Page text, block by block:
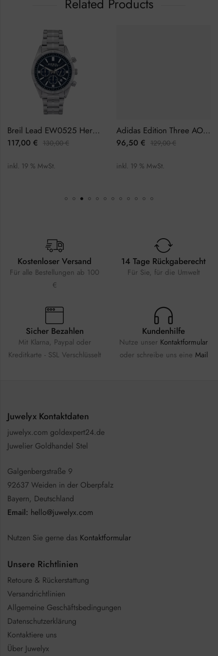
Related Products
Breil Lead EW0525 Herrenuhr Chronograph
117,00 € 130,00€
inkl. 19 % MwSt.
Adidas Edition Three AOFH22508 Damenuhr
96,50 € 129,00€
inkl. 19 % MwSt.
Kostenloser Versand
Für alle Bestellungen ab 100
€
14 Tage Rückgaberecht
Für Sie, für die Umwelt
Sicher Bezahlen
Mit Klarna, Paypal oder
Kreditkarte - SSL Verschlüsselt
Kundenhilfe
Nutze unser Kontaktformular
oder schreibe uns eine Mail
Juwelyx Kontaktdaten
juwelyx.com goldexpert24.de
Juwelier Goldhandel Stel
Galgenbergstraße 9
92637 Weiden in der Oberpfalz
Bayern, Deutschland
Email: hello@juwelyx.com
Nutzen Sie gerne das Kontaktformular
Unsere Richtlinien
Retoure & Rückerstattung
Versandrichtlinien
Allgemeine Geschäftsbedingungen
Datenschutzerklärung
Kontaktiere uns
Über Juwelyx